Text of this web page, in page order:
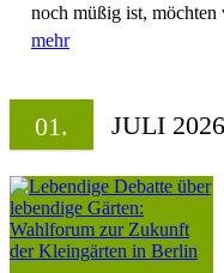
noch müßig ist, möchten
mehr
01. JULI 2026